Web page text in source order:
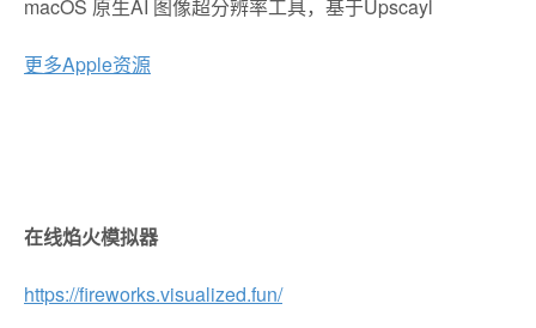
macOS 原生AI 图像超分辨率工具，基于Upscayl
更多Apple资源
在线焰火模拟器
https://fireworks.visualized.fun/